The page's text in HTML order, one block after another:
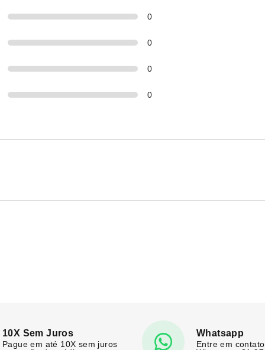
0
0
0
0
10X Sem Juros
Pague em até 10X sem juros
Whatsapp
Entre em